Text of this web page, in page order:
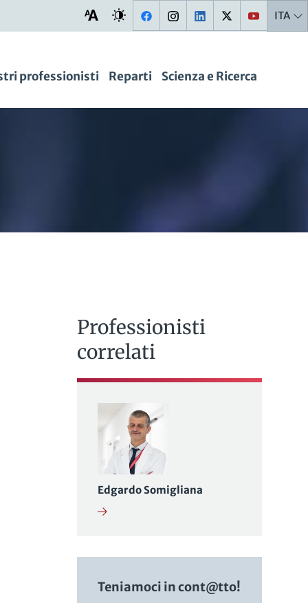
ITA
professionisti Reparti Scienza e Ricerca
Professionisti
correlati
Edgardo Somigliana
Teniamoci in cont@tto!